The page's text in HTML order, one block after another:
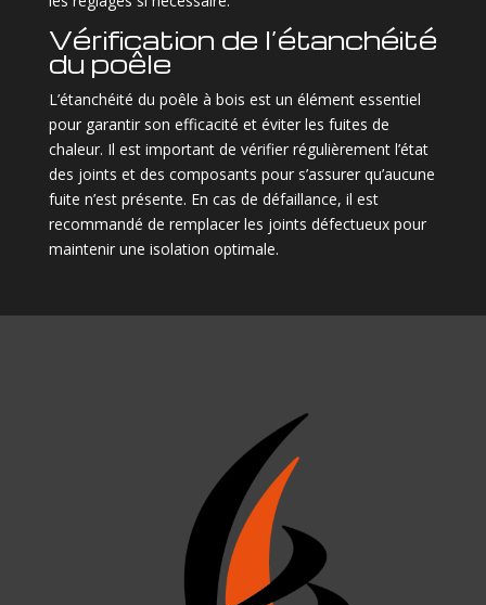
Vérification de l’étanchéité
du poêle
L’étanchéité du poêle à bois est un élément essentiel
pour garantir son efficacité et éviter les fuites de
chaleur. Il est important de vérifier régulièrement l’état
des joints et des composants pour s’assurer qu’aucune
fuite n’est présente. En cas de défaillance, il est
recommandé de remplacer les joints défectueux pour
maintenir une isolation optimale.